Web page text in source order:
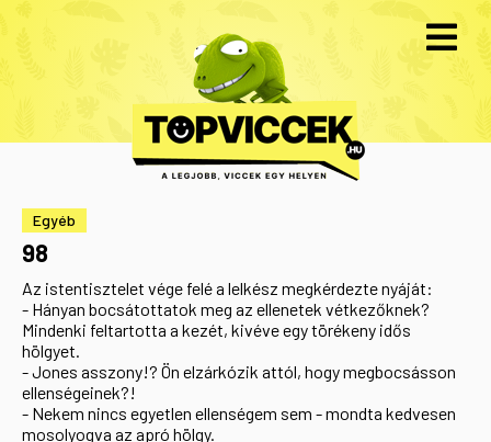
Egyéb
98
Az istentisztelet vége felé a lelkész megkérdezte nyáját:
- Hányan bocsátottatok meg az ellenetek vétkezőknek?
Mindenki feltartotta a kezét, kivéve egy törékeny idős
hölgyet.
- Jones asszony!? Ön elzárkózik attól, hogy megbocsásson
ellenségeinek?!
- Nekem nincs egyetlen ellenségem sem - mondta kedvesen
mosolyogva az apró hölgy.